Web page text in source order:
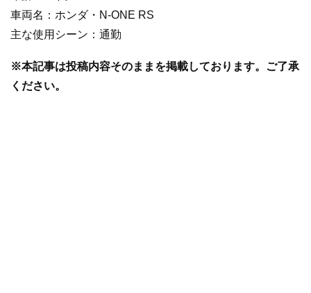
車両名：ホンダ・N-ONE RS
主な使用シーン：通勤
※本記事は投稿内容そのままを掲載しております。ご了承
ください。